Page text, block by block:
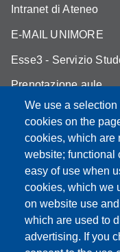
We use a
cookies on the
cookies, which are
website; functional
easy of use when
cookies, which we
on website use
which are used to
advertising. If you
Intranet di Ateneo
E-MAIL UNIMORE
Esse3 - Servizio
Prenotazione aule
U-GOV
IRIS
MOODLE
Partita IVA: